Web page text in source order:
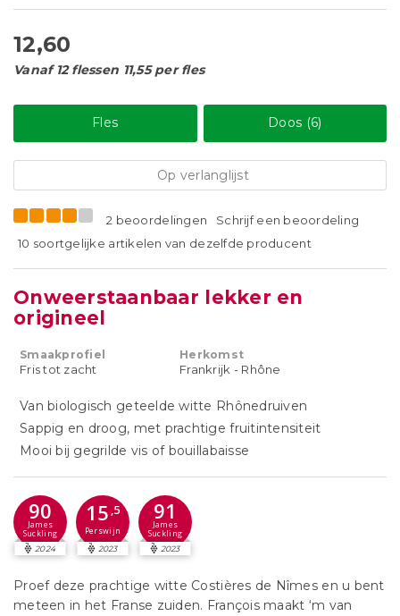
12,60
Vanaf 12 flessen 11,55 per fles
Fles Doos (6)
Op verlanglijst
2 beoordelingen
Schrijf een beoordeling
10 soortgelijke artikelen van dezelfde producent
Onweerstaanbaar lekker en
origineel
Smaakprofiel
Fris tot zacht
Herkomst
Frankrijk - Rhône
Van biologisch geteelde witte Rhônedruiven
Sappig en droog, met prachtige fruitintensiteit
Mooi bij gegrilde vis of bouillabaisse
90
James
Suckling
2024
15 ,5
Perswijn
2023
91
James
Suckling
2023
Proef deze prachtige witte Costières de Nîmes en u bent
meteen in het Franse zuiden. François maakt ‘m van